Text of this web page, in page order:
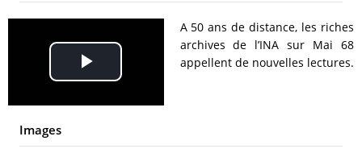
Play
Video
A 50 ans de distance, les riches
archives de l’INA sur Mai 68
appellent de nouvelles lectures.
Images